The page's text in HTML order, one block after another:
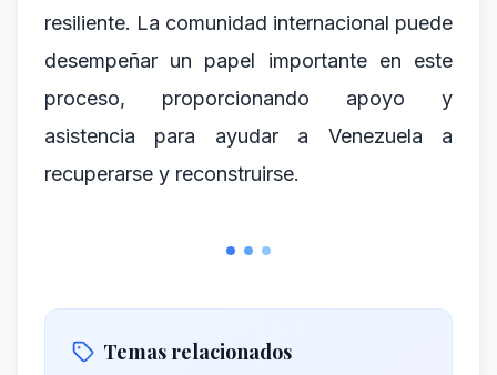
resiliente. La comunidad internacional puede
desempeñar un papel importante en este
proceso, proporcionando apoyo y
asistencia para ayudar a Venezuela a
recuperarse y reconstruirse.
Temas relacionados